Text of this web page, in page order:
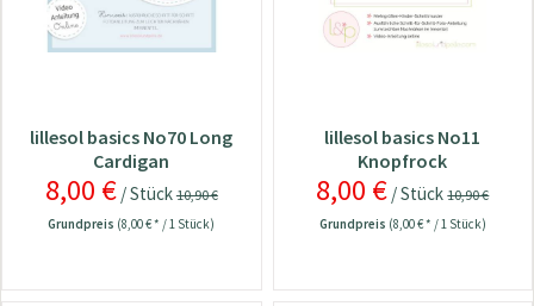
lillesol basics No70 Long
Cardigan
8,00 €/ Stück10,90 €
Grundpreis (8,00 € * / 1 Stück)
lillesol basics No11
Knopfrock
8,00 € / Stück10,90 €
Grundpreis (8,00 € * / 1 Stück)